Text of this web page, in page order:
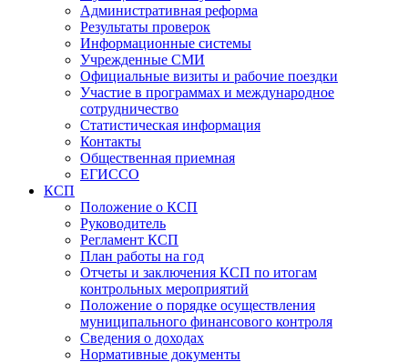
Административная реформа
Результаты проверок
Информационные системы
Учрежденные СМИ
Официальные визиты и рабочие поездки
Участие в программах и международное
сотрудничество
Статистическая информация
Контакты
Общественная приемная
ЕГИССО
КСП
Положение о КСП
Руководитель
Регламент КСП
План работы на год
Отчеты и заключения КСП по итогам
контрольных мероприятий
Положение о порядке осуществления
муниципального финансового контроля
Сведения о доходах
Нормативные документы